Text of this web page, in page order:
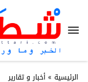
الرئيسية » أخبار و تقارير